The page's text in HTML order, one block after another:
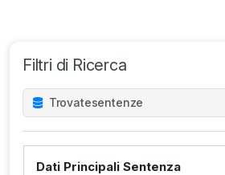
Filtri di Ricerca
Trovatesentenze
Dati Principali Sentenza